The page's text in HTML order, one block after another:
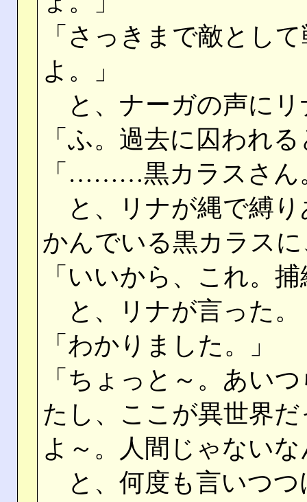
「さっきまで敵とし
よ。」
と、ナーガの声にリ
「ふ。過去に囚われ
「………黒カラスさん
と、リナが縄で縛り
かんでいる黒カラスに
「いいから、これ。
と、リナが言った。
「わかりました。」
「ちょっと～。あい
たし、ここが異世界
よ～。人間じゃない
と、何度も言いつつ